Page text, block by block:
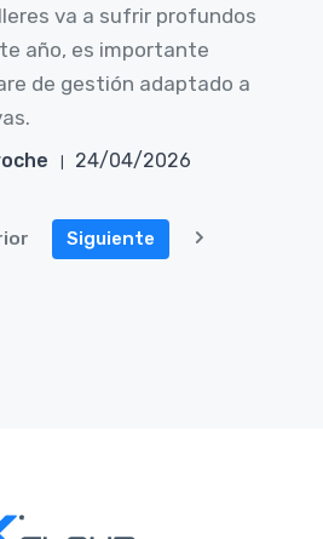
va a sufrir profundos
año, es importante
de gestión adaptado a
24/04/2026
Siguiente